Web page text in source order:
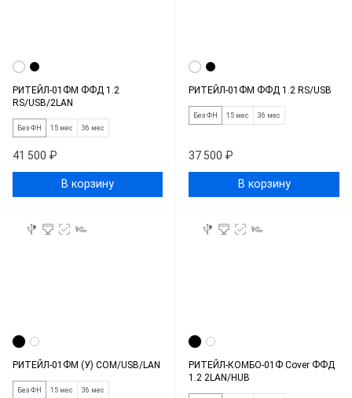
РИТЕЙЛ-01ФМ ФФД 1.2
RS/USB/2LAN
Без ФН 15 мес 36 мес
41 500 ₽
В корзину
РИТЕЙЛ-01ФМ ФФД 1.2 RS/USB
Без ФН 15 мес 36 мес
37 500 ₽
В корзину
РИТЕЙЛ-01ФМ (У) COM/USB/LAN
Без ФН 15 мес 36 мес
РИТЕЙЛ-КОМБО-01Ф Cover ФФД
1.2 2LAN/HUB